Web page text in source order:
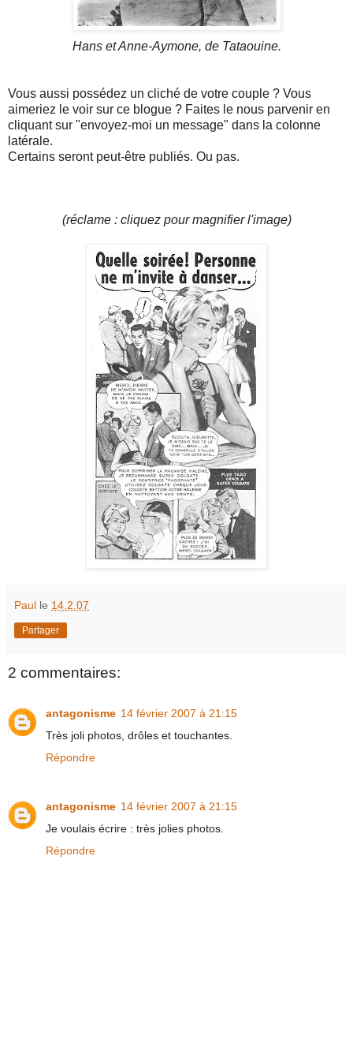
Hans et Anne-Aymone, de Tataouine.
Vous aussi possédez un cliché de votre couple ? Vous
aimeriez le voir sur ce blogue ? Faites le nous parvenir en
cliquant sur "envoyez-moi un message" dans la colonne
latérale.
Certains seront peut-être publiés. Ou pas.
(réclame : cliquez pour magnifier l'image)
Paul le 14.2.07
Partager
2 commentaires:
antagonisme 14 février 2007 à 21:15
Très joli photos, drôles et touchantes.
Répondre
antagonisme 14 février 2007 à 21:15
Je voulais écrire : très jolies photos.
Répondre